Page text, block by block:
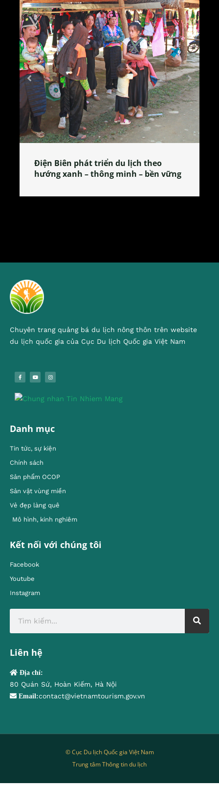
Làng làm bánh tẻ Phú Nhi – nơi lan
tỏa đặc sản xứ Đoài
Chuyên trang quảng bá du lịch nông thôn trên website
du lịch quốc gia của Cục Du lịch Quốc gia Việt Nam
Danh mục
Tin tức, sự kiện
Chính sách
Sản phẩm OCOP
Sản vật vùng miền
Vẻ đẹp làng quê
Mô hình, kinh nghiêm
Kết nối với chúng tôi
Facebook
Youtube
Instagram
Liên hệ
Địa chỉ:
80 Quán Sứ, Hoàn Kiếm, Hà Nội
Email:contact@vietnamtourism.gov.vn
© Cục Du lịch Quốc gia Việt Nam
Trung tâm Thông tin du lịch